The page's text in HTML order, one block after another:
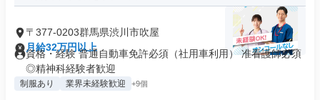
〒377-0203群馬県渋川市吹屋
月給32万円以上
資格・経験 普通自動車免許必須（社用車利用） 准看護師必須
◎精神科経験者歓迎
制服あり 業界未経験歓迎 +9個